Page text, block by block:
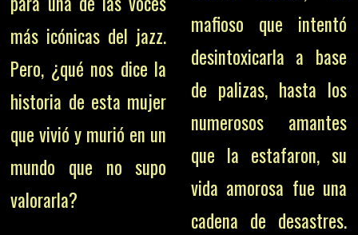
más icónicas del jazz.
Pero, ¿qué nos dice la
historia de esta mujer
que vivió y murió en un
mundo que no supo
valorarla?
mafioso que intentó
desintoxicarla a base
de palizas, hasta los
numerosos amantes
que la estafaron, su
vida amorosa fue una
cadena de desastres.